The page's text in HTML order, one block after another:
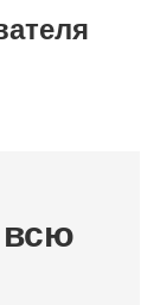
всю